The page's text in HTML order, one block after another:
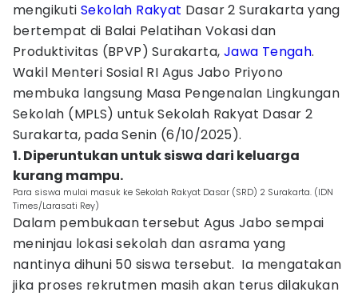
mengikutiSekolah Rakyat Dasar 2 Surakarta yang
bertempat di Balai Pelatihan Vokasi dan
Produktivitas (BPVP) Surakarta, Jawa Tengah.
Wakil Menteri Sosial RI Agus Jabo Priyono
membuka langsung Masa Pengenalan Lingkungan
Sekolah (MPLS) untuk Sekolah Rakyat Dasar 2
Surakarta, pada Senin (6/10/2025).
1. Diperuntukan untuk siswa dari keluarga
kurang mampu.
Para siswa mulai masuk ke Sekolah Rakyat Dasar (SRD) 2 Surakarta. (IDN
Times/Larasati Rey)
Dalam pembukaan tersebut Agus Jabo sempai
meninjau lokasi sekolah dan asrama yang
nantinya dihuni 50 siswa tersebut. Ia mengatakan
jika proses rekrutmen masih akan terus dilakukan